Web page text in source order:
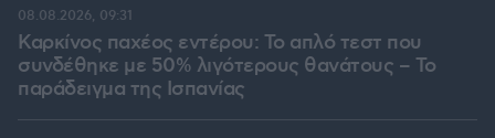
Καρκίνος παχέος εντέρου: Το απλό τεστ που
συνδέθηκε με 50% λιγότερους θανάτους – Το
παράδειγμα της Ισπανίας
08.08.2026, 09:31